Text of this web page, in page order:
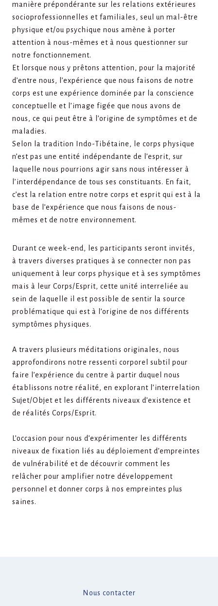
manière prépondérante sur les relations extérieures
socioprofessionnelles et familiales, seul un mal-être
physique et/ou psychique nous amène à porter
attention à nous-mêmes et à nous questionner sur
notre fonctionnement.
Et lorsque nous y prêtons attention, pour la majorité
d’entre nous, l’expérience que nous faisons de notre
corps est une expérience dominée par la conscience
conceptuelle et l’image figée que nous avons de
nous, ce qui peut être à l’origine de symptômes et de
maladies.
Selon la tradition Indo-Tibétaine, le corps physique
n’est pas une entité indépendante de l’esprit, sur
laquelle nous pourrions agir sans nous intéresser à
l’interdépendance de tous ses constituants. En fait,
c’est la relation entre notre corps et esprit qui est à la
base de l’expérience que nous faisons de nous-
mêmes et de notre environnement.
Durant ce week-end, les participants seront invités,
à travers diverses pratiques à se connecter non pas
uniquement à leur corps physique et à ses symptômes
mais à leur Corps/Esprit, cette unité interreliée au
sein de laquelle il est possible de sentir la source
problématique qui est à l’origine de nos différents
symptômes physiques.
A travers plusieurs méditations originales, nous
approfondirons notre ressenti corporel subtil pour
faire l’expérience du centre à partir duquel nous
établissons notre réalité, en explorant l’interrelation
Sujet/Objet et les différents niveaux d’existence et
de réalités Corps/Esprit.
L’occasion pour nous d’expérimenter les différents
niveaux de fixation liés au déploiement d’empreintes
de vulnérabilité et de découvrir comment les
relâcher pour amplifier notre développement
personnel et donner corps à nos empreintes plus
saines.
Nous contacter